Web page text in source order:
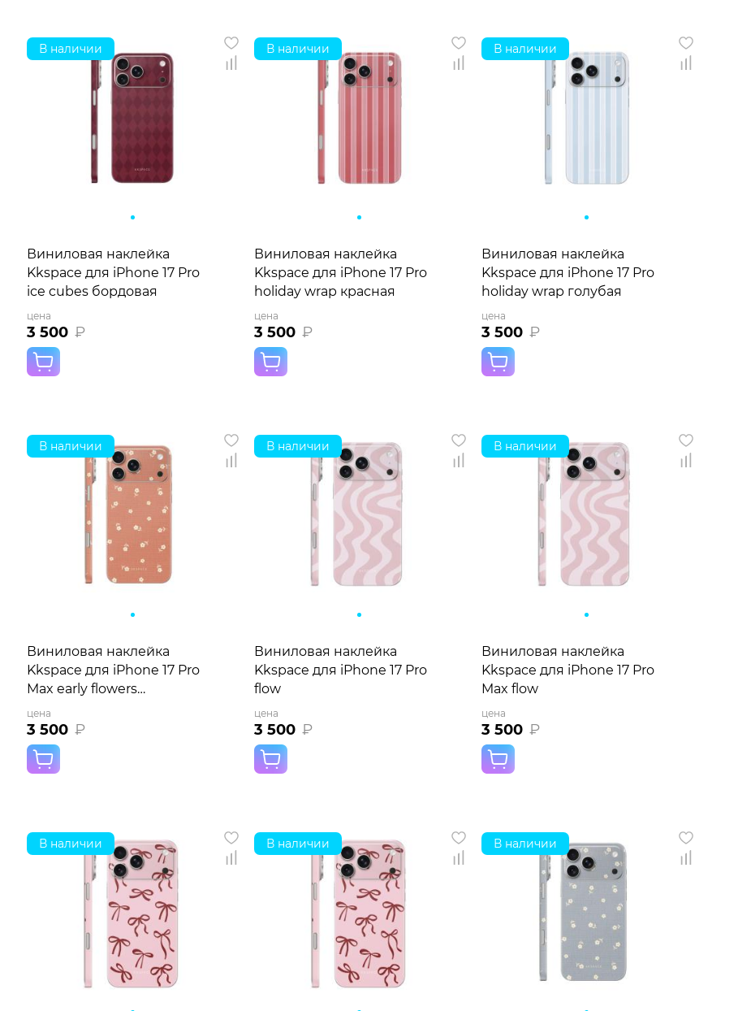
В наличии
Виниловая наклейка
Kkspace для iPhone 17 Pro
ice cubes бордовая
цена
3 500 ₽
В наличии
Виниловая наклейка
Kkspace для iPhone 17 Pro
holiday wrap красная
цена
3 500 ₽
В наличии
Виниловая наклейка
Kkspace для iPhone 17 Pro
holiday wrap голубая
цена
3 500 ₽
В наличии
Виниловая наклейка
Kkspace для iPhone 17 Pro
Max early flowers
оранжевая
цена
3 500 ₽
В наличии
Виниловая наклейка
Kkspace для iPhone 17 Pro
flow
цена
3 500 ₽
В наличии
Виниловая наклейка
Kkspace для iPhone 17 Pro
Max flow
цена
3 500 ₽
В наличии В наличии В наличии